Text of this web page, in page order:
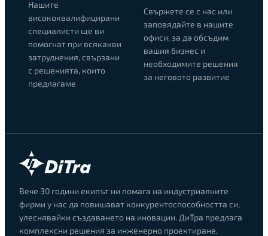
Нашите
висококвалифицирани
специалисти ще ви
помогнат при всякакви
затруднения, свързани
с решенията, които
предлагаме
Свържете се с нас или
заповядайте в нашите
офиси, за да обсъдим
вашия бизнес и
необходимите решения
за неговото развитие
Вече 30 години екипът ни помага на индустриалните
фирми у нас да повишават конкурентоспособността си,
улеснявайки създаването на иновации. ДиТра предлага
комплексни решения за инженерно проектиране,